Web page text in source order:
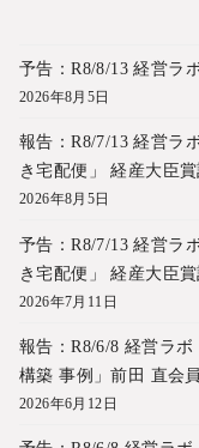
予告：R8/8/13 経営ラ
2026年8月5日
報告：R8/7/13 経営ラ
き宅配便」 経産大臣
2026年8月5日
予告：R8/7/13 経営ラ
き宅配便」 経産大臣
2026年7月11日
報告：R8/6/8 経営ラ
構築 事例」前田 直会員
2026年6月12日